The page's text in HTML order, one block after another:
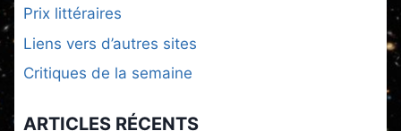
Prix littéraires
Liens vers d’autres sites
Critiques de la semaine
ARTICLES RÉCENTS